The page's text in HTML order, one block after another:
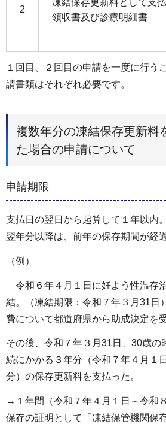
2
領収書及び診療明細書
１回目、２回目の申請を一度に行う
請書類はそれぞれ必要です。
複数年分の凍結保存更新料
た場合の申請について
申請期限
支払日の翌日から起算して１年以内。
翌年分以降は、前年の保存期間が経
（例）
令和６年４月１日に妊よう性温存
結。（凍結期限：令和７年３月31日
費について都道府県から助成決定を
その後、令和７年３月31日、30歳の
続にかかる３年分（令和７年４月１
分）の保存更新料を支払った。
→１年間（令和７年４月１日～令和
保存の証明として「凍結保管機関保